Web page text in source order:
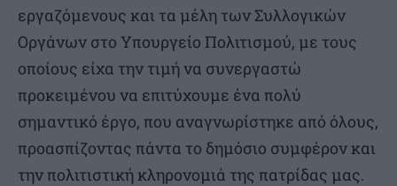
εργαζόμενους και τα μέλη των Συλλογικών
Οργάνων στο Υπουργείο Πολιτισμού, με τους
οποίους είχα την τιμή να συνεργαστώ
προκειμένου να επιτύχουμε ένα πολύ
σημαντικό έργο, που αναγνωρίστηκε από όλους,
προασπίζοντας πάντα το δημόσιο συμφέρον και
την πολιτιστική κληρονομιά της πατρίδας μας.